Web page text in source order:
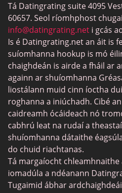
MeetMindful
Dátú BDSM
BBPeopleMeet
Suíomhanna Daidí Siúcra
JPeopleMeet
Trans Datu
Láithreáin Datu Sinsearacha
MyLOL
Datu Aerach
Datu Leispiach
Tá Datingrating suite 4095
60657. Seol ríomhphost
info@datingrating.net i gcás
Is é Datingrating.net an áit is
suíomhanna hookup is mó
chaighdeán is airde a fháil ar
againn ar shuíomhanna
liostálann muid cinn íoctha
roghanna a iniúchadh. Cibé
caidreamh ócáideach nó
cabhrú leat na rudaí a
shuíomhanna dátaithe
do chuid riachtanas.
Tá margaíocht
iomadúla a ndéanann
Tugaimid ábhar